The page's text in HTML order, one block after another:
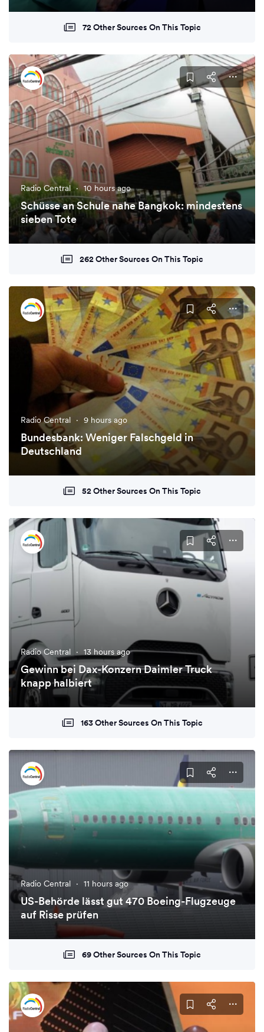
72 Other Sources On This Topic
Radio Central · 10 hours ago
Schüsse an Schule nahe Bangkok: mindestens
sieben Tote
262 Other Sources On This Topic
Radio Central · 9 hours ago
Bundesbank: Weniger Falschgeld in
Deutschland
52 Other Sources On This Topic
Radio Central · 13 hours ago
Gewinn bei Dax-Konzern Daimler Truck
knapp halbiert
163 Other Sources On This Topic
Radio Central · 11 hours ago
US-Behörde lässt gut 470 Boeing-Flugzeuge
auf Risse prüfen
69 Other Sources On This Topic